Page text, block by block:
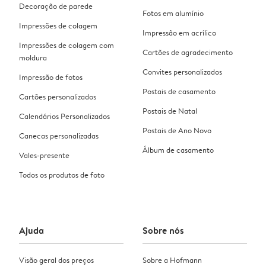
Decoração de parede
Impressões de colagem
Impressões de colagem com
moldura
Impressão de fotos
Cartões personalizados
Calendários Personalizados
Canecas personalizadas
Vales-presente
Todos os produtos de foto
Fotos em alumínio
Impressão em acrílico
Cartões de agradecimento
Convites personalizados
Postais de casamento
Postais de Natal
Postais de Ano Novo
Álbum de casamento
Ajuda
Visão geral dos preços
Sobre nós
Sobre a Hofmann